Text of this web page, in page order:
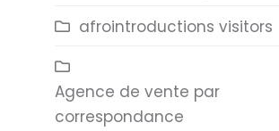
afrointroductions visitors
Agence de vente par
correspondance